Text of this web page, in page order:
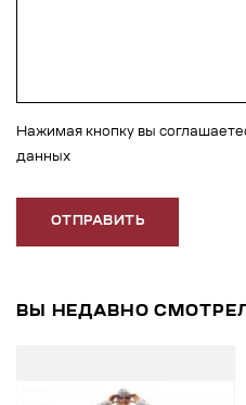
Нажимая кнопку вы
данных
ОТПРАВИТЬ
ВЫ НЕДАВНО